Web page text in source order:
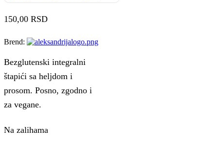
150,00 RSD
Brend:
Bezglutenski integralni
štapići sa heljdom i
prosom. Posno, zgodno i
za vegane.
Na zalihama